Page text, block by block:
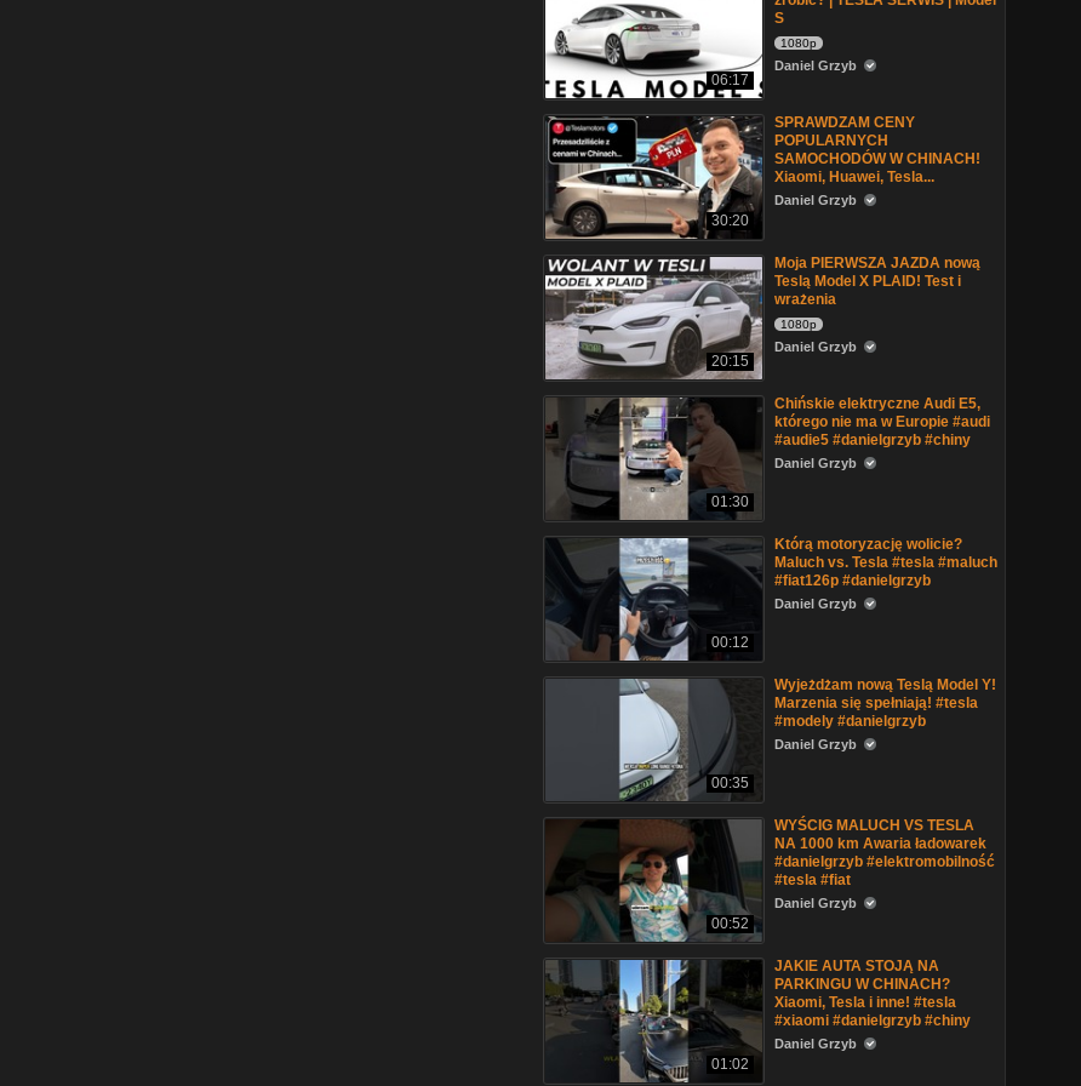
06:17
S
1080p
Daniel Grzyb
30:20
SPRAWDZAM CENY
POPULARNYCH
SAMOCHODÓW W CHINACH!
Xiaomi, Huawei, Tesla...
Daniel Grzyb
20:15
Moja PIERWSZA JAZDA nową
Teslą Model X PLAID! Test i
wrażenia
1080p
Daniel Grzyb
01:30
Chińskie elektryczne Audi E5,
którego nie ma w Europie #audi
#audie5 #danielgrzyb #chiny
Daniel Grzyb
00:12
Którą motoryzację wolicie?
Maluch vs. Tesla #tesla #maluch
#fiat126p #danielgrzyb
Daniel Grzyb
00:35
Wyjeżdżam nową Teslą Model Y!
Marzenia się spełniają! #tesla
#modely #danielgrzyb
Daniel Grzyb
00:52
WYŚCIG MALUCH VS TESLA
NA 1000 km Awaria ładowarek
#danielgrzyb #elektromobilność
#tesla #fiat
Daniel Grzyb
01:02
JAKIE AUTA STOJĄ NA
PARKINGU W CHINACH?
Xiaomi, Tesla i inne! #tesla
#xiaomi #danielgrzyb #chiny
Daniel Grzyb